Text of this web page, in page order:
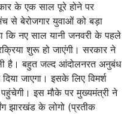
के एक साल पूरे होने पर
से बेरोजगार युवाओं को बड़ा
कि नए साल यानी जनवरी के पहले
शुरू हो जाएंगी। सरकार ने
है। बहुत जल्द आंदोलनरत अनुबंध
जाएगा। इसके लिए विमर्श
इस मौके पर मुख्यमंत्री ने
झारखंड के लोगो (प्रतीक